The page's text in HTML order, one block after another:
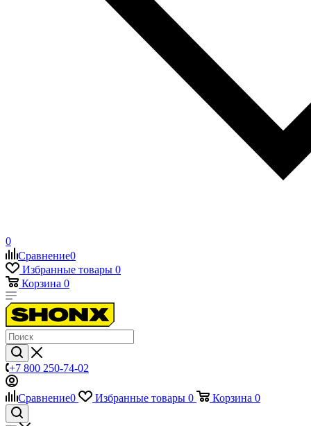
0
Сравнение0
Избранные товары 0
Корзина 0
+7 800 250-74-02
Сравнение0 Избранные товары 0 Корзина 0